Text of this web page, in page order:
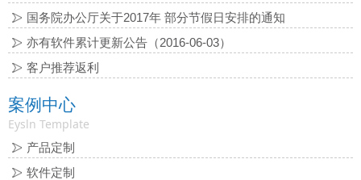
国务院办公厅关于2017年 部分节假日安排的通知
亦有软件累计更新公告（2016-06-03）
客户推荐返利
案例中心
Eysln Template
产品定制
软件定制